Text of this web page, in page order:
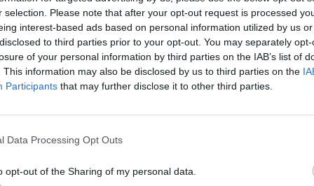
selection. Please note that after your opt-out request is processed
interest-based ads based on personal information utilized by us
to third parties prior to your opt-out. You may separately
of your personal information by third parties on the IAB’s list of
This information may also be disclosed by us to third parties on the
Participants that may further disclose it to other third parties.
Data Processing Opt Outs
opt-out of the Sharing of my personal data.
számított maginfláció 2,8 százalékon, az
nélkül számított éves euróövezeti
stagnált az idei hetedik hónapban.
korábbi közlése szerint
4,94 százalékról